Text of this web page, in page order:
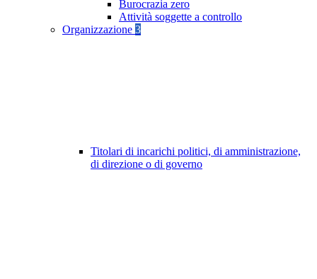
Burocrazia zero
Attività soggette a controllo
Organizzazione 3
Titolari di incarichi politici, di amministrazione,
di direzione o di governo